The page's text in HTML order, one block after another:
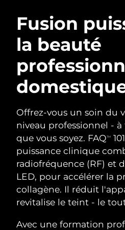
Fusion
la beauté
Offrez-vous un soin du
niveau professionnel -
que vous soyez. FAQTM
puissance clinique
radiofréquence (RF) et
LED, pour accélérer la
collagène. Il réduit
revitalise le teint - le
Avec une formation
Nettoyage du visage
LUNA™ 4
Anti-aging
LUNA™ 4
Massage, LED
LUNA™ 4
For men, anti-
BEAR™ 2
Microcurrent
BEAR™ 2 go
Microcurrent
BEAR™ 2
Microcurrent
Hydratation
UFO™ 3
Deep facial
UFO™ 3 LED
Near-infrared
issa™ 4
Hybrid silicone
issa™ 4 plus
Smart hybrid
FAQ™ TRAITEMENT
Autriche
Bahreïn
Belgique
Bermudes
Bosnie-Herzégovine
Brunei
Bulgarie
Canada